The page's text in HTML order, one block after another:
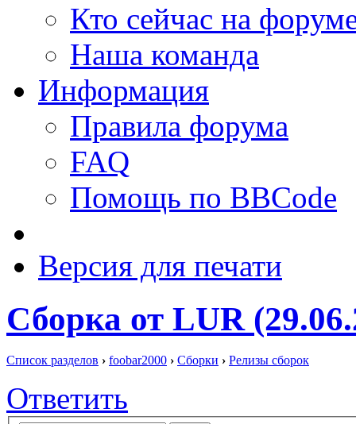
Кто сейчас на
Наша команда
Информация
Правила форума
FAQ
Помощь по BBCode
Версия для печати
Сборка от LUR
Список разделов › foobar2000 › Сборки › Релизы сборок
Ответить